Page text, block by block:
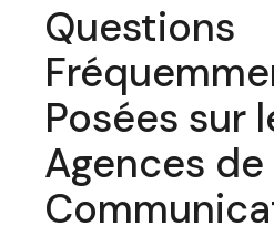
Questions
Posées sur
Agences de